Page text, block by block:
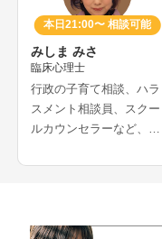
本日21:00〜 相談可能
みしま みさ
臨床心理士
行政の子育て相談、ハラ
スメント相談員、スクー
ルカウンセラーなど、長
れてきたカウンセラーさ
問題、発達障害の悩みな